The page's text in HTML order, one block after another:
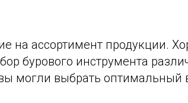
на ассортимент продукции.
бурового инструмента
могли выбрать оптимальный